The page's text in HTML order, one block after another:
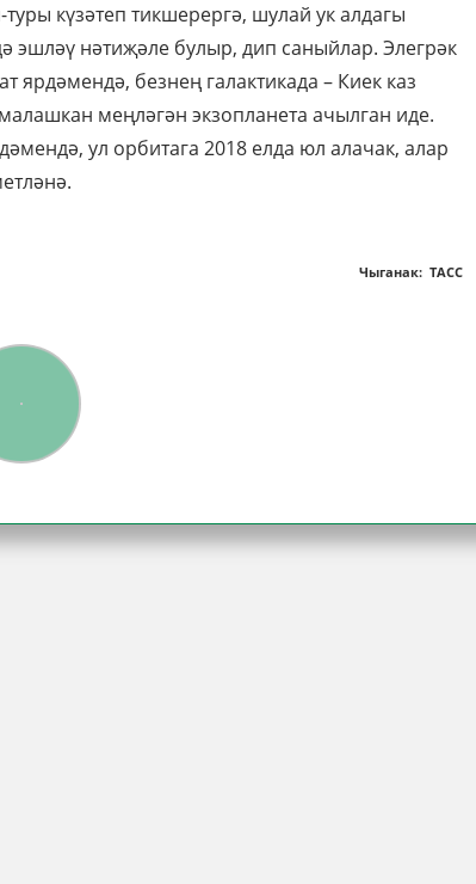
күзәтеп тикшерергә, шулай ук алдагы
эшләү нәтиҗәле булыр, дип саныйлар. Элегрәк
безнең галактикада – Киек каз
меңләгән экзопланета ачылган иде.
ул орбитага 2018 елда юл алачак, алар
Чыганак: ТАСС